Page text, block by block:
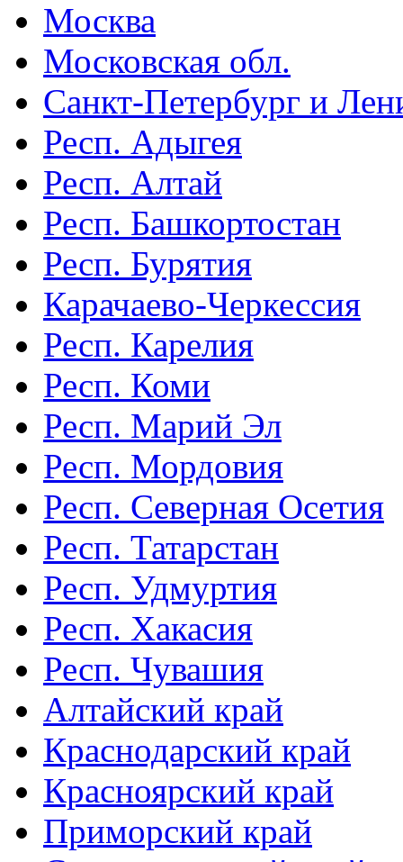
Москва
Московская обл.
Санкт-Петербург и
Респ. Адыгея
Респ. Алтай
Респ. Башкортостан
Респ. Бурятия
Карачаево-Черкессия
Респ. Карелия
Респ. Коми
Респ. Марий Эл
Респ. Мордовия
Респ. Северная Осетия
Респ. Татарстан
Респ. Удмуртия
Респ. Хакасия
Респ. Чувашия
Алтайский край
Краснодарский край
Красноярский край
Приморский край